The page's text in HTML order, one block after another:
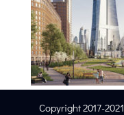
Copyright 2017-2021